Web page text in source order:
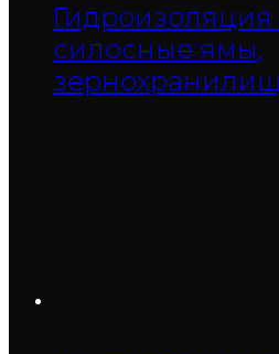
Гидроизоляция
силосные ямы,